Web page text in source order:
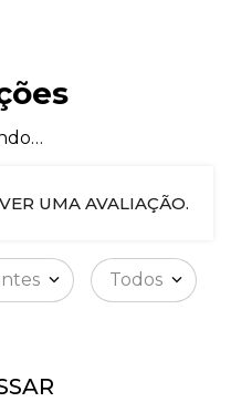
UMA AVALIAÇÃO.
Todos